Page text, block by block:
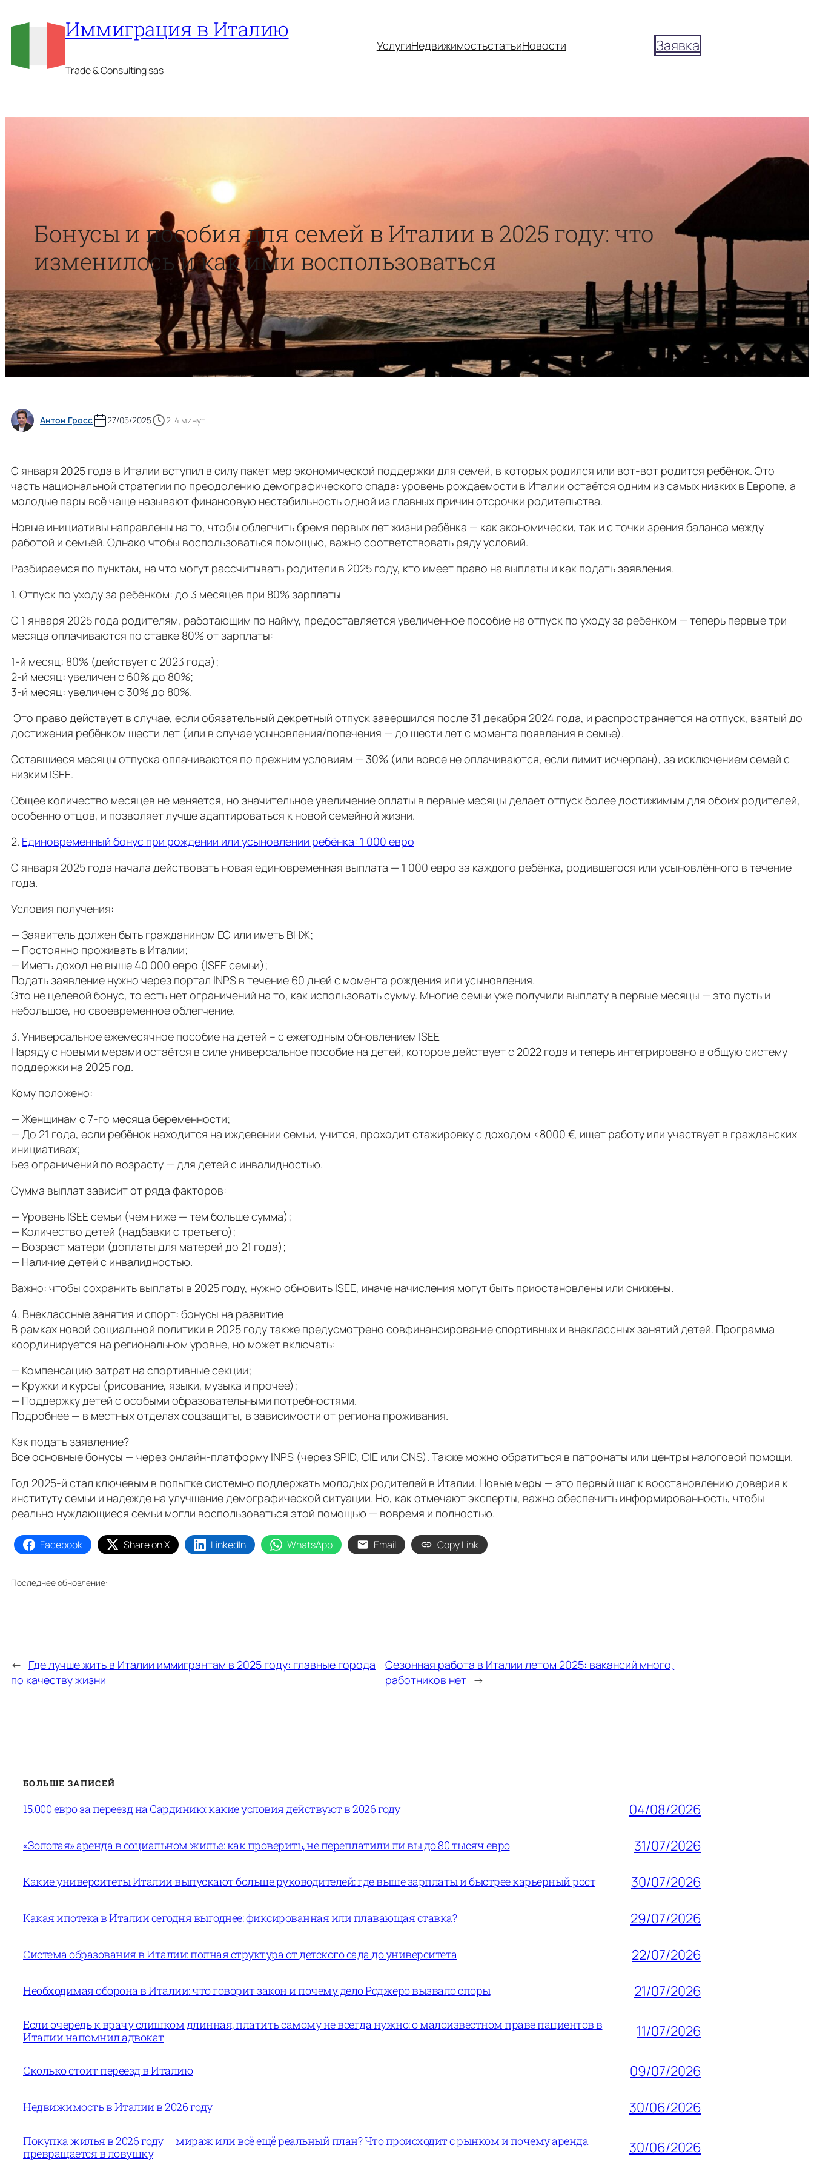
Иммиграция в Италию
Trade & Consulting sas
УслугиНедвижимостьстатьиНовости Заявка
Бонусы и пособия для семей в Италии в 2025 году: что
изменилось и как ими воспользоваться
Антон Гросс 27/05/2025 2-4 минут
С января 2025 года в Италии вступил в силу пакет мер экономической поддержки для семей, в которых родился или вот-вот родится ребёнок. Это
часть национальной стратегии по преодолению демографического спада: уровень рождаемости в Италии остаётся одним из самых низких в Европе, а
молодые пары всё чаще называют финансовую нестабильность одной из главных причин отсрочки родительства.
Новые инициативы направлены на то, чтобы облегчить бремя первых лет жизни ребёнка — как экономически, так и с точки зрения баланса между
работой и семьёй. Однако чтобы воспользоваться помощью, важно соответствовать ряду условий.
Разбираемся по пунктам, на что могут рассчитывать родители в 2025 году, кто имеет право на выплаты и как подать заявления.
1. Отпуск по уходу за ребёнком: до 3 месяцев при 80% зарплаты
С 1 января 2025 года родителям, работающим по найму, предоставляется увеличенное пособие на отпуск по уходу за ребёнком — теперь первые три
месяца оплачиваются по ставке 80% от зарплаты:
1-й месяц: 80% (действует с 2023 года);
2-й месяц: увеличен с 60% до 80%;
3-й месяц: увеличен с 30% до 80%.
Это право действует в случае, если обязательный декретный отпуск завершился после 31 декабря 2024 года, и распространяется на отпуск, взятый до
достижения ребёнком шести лет (или в случае усыновления/попечения — до шести лет с момента появления в семье).
Оставшиеся месяцы отпуска оплачиваются по прежним условиям — 30% (или вовсе не оплачиваются, если лимит исчерпан), за исключением семей с
низким ISEE.
Общее количество месяцев не меняется, но значительное увеличение оплаты в первые месяцы делает отпуск более достижимым для обоих родителей,
особенно отцов, и позволяет лучше адаптироваться к новой семейной жизни.
2. Единовременный бонус при рождении или усыновлении ребёнка: 1 000 евро
С января 2025 года начала действовать новая единовременная выплата — 1 000 евро за каждого ребёнка, родившегося или усыновлённого в течение
года.
Условия получения:
— Заявитель должен быть гражданином ЕС или иметь ВНЖ;
— Постоянно проживать в Италии;
— Иметь доход не выше 40 000 евро (ISEE семьи);
Подать заявление нужно через портал INPS в течение 60 дней с момента рождения или усыновления.
Это не целевой бонус, то есть нет ограничений на то, как использовать сумму. Многие семьи уже получили выплату в первые месяцы — это пусть и
небольшое, но своевременное облегчение.
3. Универсальное ежемесячное пособие на детей – с ежегодным обновлением ISEE
Наряду с новыми мерами остаётся в силе универсальное пособие на детей, которое действует с 2022 года и теперь интегрировано в общую систему
поддержки на 2025 год.
Кому положено:
— Женщинам с 7-го месяца беременности;
— До 21 года, если ребёнок находится на иждевении семьи, учится, проходит стажировку с доходом <8000 €, ищет работу или участвует в гражданских
инициативах;
Без ограничений по возрасту — для детей с инвалидностью.
Сумма выплат зависит от ряда факторов:
— Уровень ISEE семьи (чем ниже — тем больше сумма);
— Количество детей (надбавки с третьего);
— Возраст матери (доплаты для матерей до 21 года);
— Наличие детей с инвалидностью.
Важно: чтобы сохранить выплаты в 2025 году, нужно обновить ISEE, иначе начисления могут быть приостановлены или снижены.
4. Внеклассные занятия и спорт: бонусы на развитие
В рамках новой социальной политики в 2025 году также предусмотрено совфинансирование спортивных и внеклассных занятий детей. Программа
координируется на региональном уровне, но может включать:
— Компенсацию затрат на спортивные секции;
— Кружки и курсы (рисование, языки, музыка и прочее);
— Поддержку детей с особыми образовательными потребностями.
Подробнее — в местных отделах соцзащиты, в зависимости от региона проживания.
Как подать заявление?
Все основные бонусы — через онлайн-платформу INPS (через SPID, CIE или CNS). Также можно обратиться в патронаты или центры налоговой помощи.
Год 2025-й стал ключевым в попытке системно поддержать молодых родителей в Италии. Новые меры — это первый шаг к восстановлению доверия к
институту семьи и надежде на улучшение демографической ситуации. Но, как отмечают эксперты, важно обеспечить информированность, чтобы
реально нуждающиеся семьи могли воспользоваться этой помощью — вовремя и полностью.
Facebook Share on X LinkedIn WhatsApp Email Copy Link
Последнее обновление:
← Где лучше жить в Италии иммигрантам в 2025 году: главные города
по качеству жизни
Сезонная работа в Италии летом 2025: вакансий много,
работников нет →
БОЛЬШЕ ЗАПИСЕЙ
15.000 евро за переезд на Сардинию: какие условия действуют в 2026 году 04/08/2026
«Золотая» аренда в социальном жилье: как проверить, не переплатили ли вы до 80 тысяч евро 31/07/2026
Какие университеты Италии выпускают больше руководителей: где выше зарплаты и быстрее карьерный рост 30/07/2026
Какая ипотека в Италии сегодня выгоднее: фиксированная или плавающая ставка? 29/07/2026
Система образования в Италии: полная структура от детского сада до университета 22/07/2026
Необходимая оборона в Италии: что говорит закон и почему дело Роджеро вызвало споры 21/07/2026
Если очередь к врачу слишком длинная, платить самому не всегда нужно: о малоизвестном праве пациентов в
Италии напомнил адвокат
11/07/2026
Сколько стоит переезд в Италию 09/07/2026
Недвижимость в Италии в 2026 году 30/06/2026
Покупка жилья в 2026 году — мираж или всё ещё реальный план? Что происходит с рынком и почему аренда
превращается в ловушку
30/06/2026